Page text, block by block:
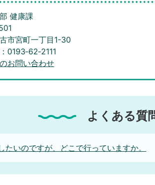
健康課
市宮町一丁目1-30
0193‐62‐2111
お問い合わせ
よくある質
たいのですが、どこで行っていますか。